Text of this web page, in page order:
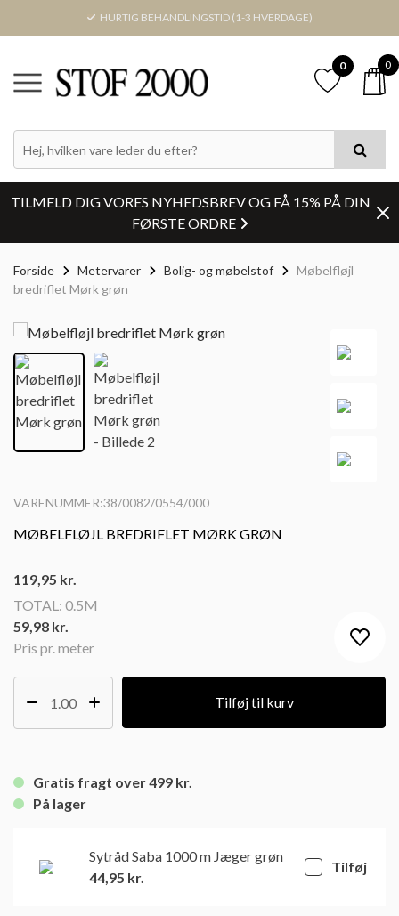
HURTIG BEHANDLINGSTID (1-3 HVERDAGE)
0 0
TILMELD DIG VORES NYHEDSBREV OG FÅ 15% PÅ DIN
FØRSTE ORDRE
Forside Metervarer Bolig- og møbelstof
Møbelfløjl
bredriflet Mørk grøn
VARENUMMER:38/0082/0554/000
MØBELFLØJL BREDRIFLET MØRK GRØN
Pris pr. meter
119,95 kr.
TOTAL: 0.5M
59,98 kr.
Tilføj til kurv
Gratis fragt over 499 kr.
På lager
Sytråd Saba 1000 m Jæger grøn
44,95 kr.
Tilføj